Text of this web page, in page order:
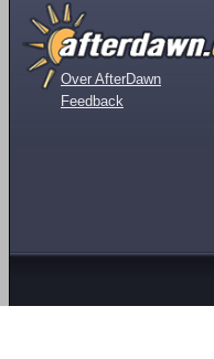
Over AfterDawn
Feedback